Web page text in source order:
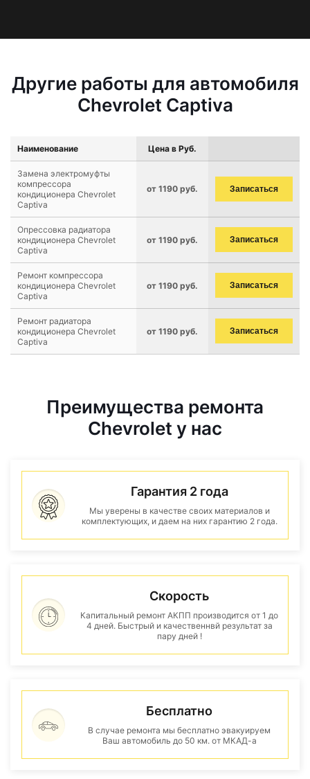
Другие работы для автомобиля
Chevrolet Captiva
Наименование Цена в Руб.
Замена электромуфты
компрессора
кондиционера Chevrolet
Captiva
от 1190 руб. Записаться
Опрессовка радиатора
кондиционера Chevrolet
Captiva
от 1190 руб. Записаться
Ремонт компрессора
кондиционера Chevrolet
Captiva
от 1190 руб. Записаться
Ремонт радиатора
кондиционера Chevrolet
Captiva
от 1190 руб. Записаться
Преимущества ремонта
Chevrolet у нас
Гарантия 2 года
Мы уверены в качестве своих материалов и
комплектующих, и даем на них гарантию 2 года.
Скорость
Капитальный ремонт АКПП производится от 1 до
4 дней. Быстрый и качественнвй результат за
пару дней !
Бесплатно
В случае ремонта мы бесплатно эвакуируем
Ваш автомобиль до 50 км. от МКАД-а